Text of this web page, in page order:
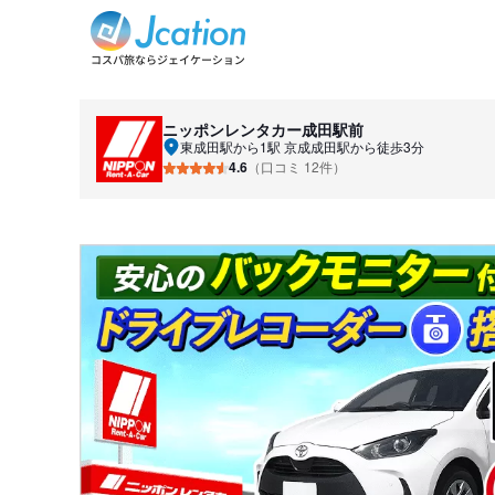
ニッポンレンタカー成田駅前
東成田駅から1駅 京成成田駅から徒歩3分
4.6 （口コミ 12件）